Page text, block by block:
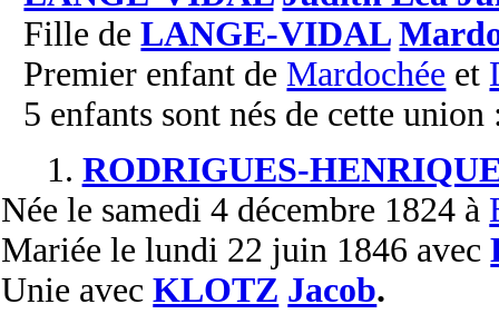
Fille deLANGE-VIDAL
Premier enfant de Mardochée et
5 enfants sont nés de cette union
1. RODRIGUES-
Née le samedi 4 décembre 1824 à
Mariée le lundi 22 juin 1846 avec
Unie avecKLOTZ Jacob.